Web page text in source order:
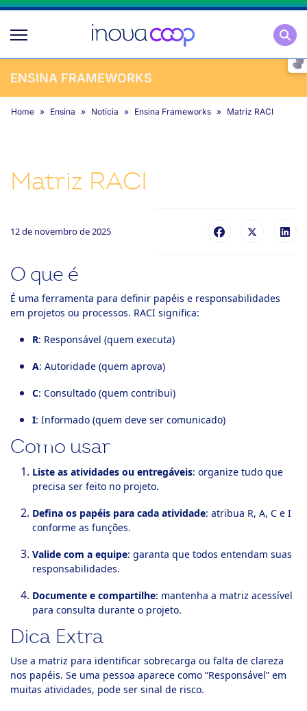
ENSINA FRAMEWORKS
Home Ensina Notícia Ensina Frameworks Matriz RACI
Matriz RACI
12 de novembro de 2025
O que é
É uma ferramenta para definir papéis e responsabilidades
em projetos ou processos. RACI significa:
R: Responsável (quem executa)
A: Autoridade (quem aprova)
C: Consultado (quem contribui)
I: Informado (quem deve ser comunicado)
Como usar
Liste as atividades ou entregáveis: organize tudo que
precisa ser feito no projeto.
Defina os papéis para cada atividade: atribua R, A, C e I
conforme as funções.
Valide com a equipe: garanta que todos entendam suas
responsabilidades.
Documente e compartilhe: mantenha a matriz acessível
para consulta durante o projeto.
Dica Extra
Use a matriz para identificar sobrecarga ou falta de clareza
nos papéis. Se uma pessoa aparece como “Responsável” em
muitas atividades, pode ser sinal de risco.